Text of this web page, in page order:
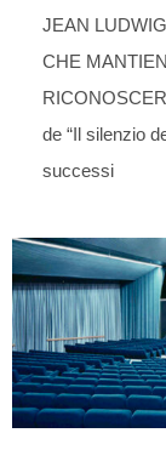
JEAN
CHE
de “Il silenzio
successi